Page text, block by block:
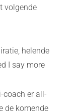
volgende
helende
I say more
coach er all-
de komende